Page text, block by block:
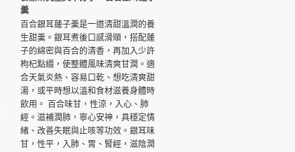
羹
百合銀耳蓮子羹是一道清甜溫潤的養
生甜羹。銀耳煮後口感滑順，搭配蓮
子的綿密與百合的清香，再加入少許
枸杞點綴，使整體風味清爽甘潤。適
合天氣炎熱、容易口乾、想吃清爽甜
湯，或平時想以溫和食材滋養身體時
飲用。 百合味甘，性涼，入心、肺
經。滋補潤肺，寧心安神，具穩定情
緒、改善失眠與止咳等功效。銀耳味
甘，性平，入肺、胃、腎經，滋陰潤